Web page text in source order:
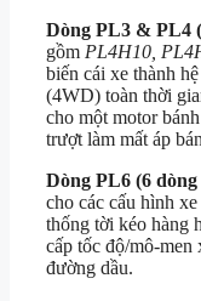
Dòng PL3 & PL4
gồm PL4H10,
biến cái xe thành
(4WD) toàn thời
cho một motor
trượt làm mất áp
Dòng PL6 (6
cho các cấu hình
thống tời kéo hàng
cấp tốc độ/mô-men
đường dầu.